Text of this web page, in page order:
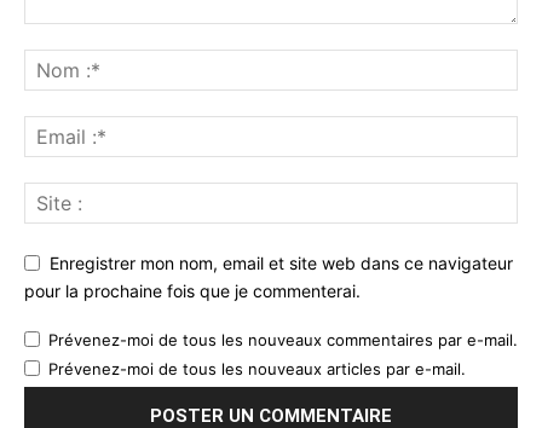
Enregistrer mon nom, email et site web dans ce navigateur
pour la prochaine fois que je commenterai.
Prévenez-moi de tous les nouveaux commentaires par e-mail.
Prévenez-moi de tous les nouveaux articles par e-mail.